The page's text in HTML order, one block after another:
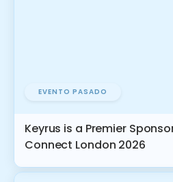
EVENTO PASADO
Keyrus is a Premier
Connect London 2026